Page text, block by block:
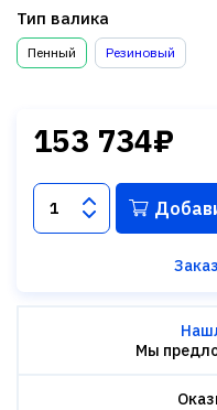
Тип валика
Пенный Резиновый
153 734₽
Мы